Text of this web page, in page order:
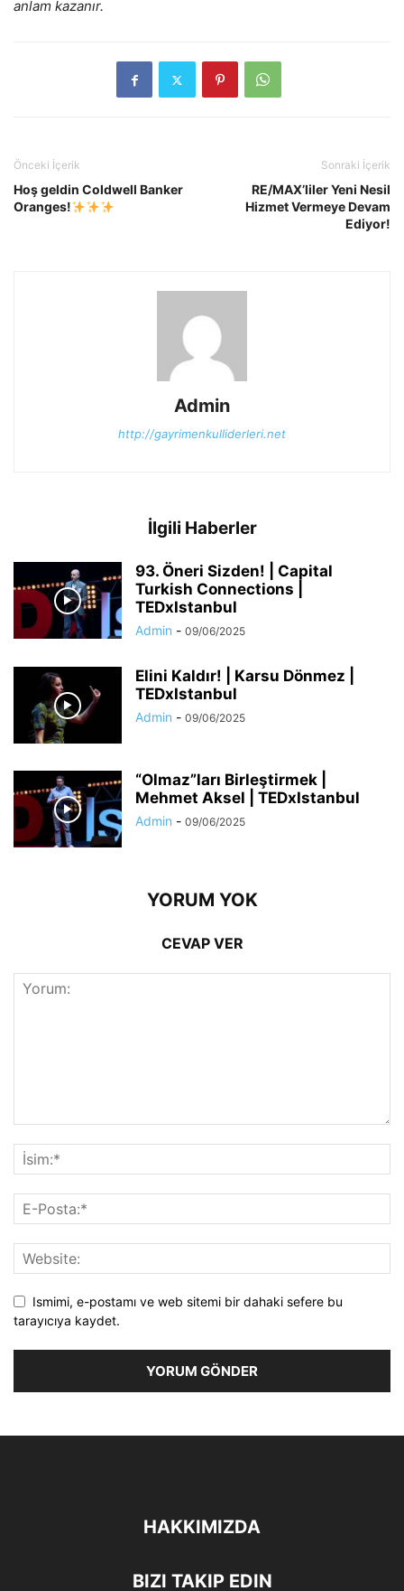
anlam kazanır.
Önceki İçerik
Hoş geldin Coldwell Banker
Oranges!
Sonraki İçerik
RE/MAX’liler Yeni Nesil
Hizmet Vermeye Devam
Ediyor!
Admin
http://gayrimenkulliderleri.net
İlgili Haberler
93. Öneri Sizden! | Capital
Turkish Connections |
TEDxIstanbul
Admin - 09/06/2025
Elini Kaldır! | Karsu Dönmez |
TEDxIstanbul
Admin - 09/06/2025
“Olmaz”ları Birleştirmek |
Mehmet Aksel | TEDxIstanbul
Admin - 09/06/2025
YORUM YOK
CEVAP VER
Ismimi, e-postamı ve web sitemi bir dahaki sefere bu
tarayıcıya kaydet.
HAKKIMIZDA
BIZI TAKIP EDIN